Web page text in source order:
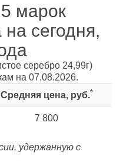
марок
сегодня,
серебро 24,99г)
на 07.08.2026.
Средняя цена, руб.*
7 800
удержанную с